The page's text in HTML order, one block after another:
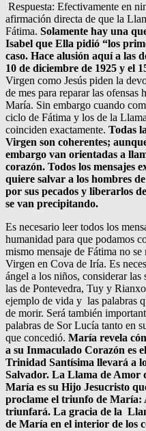
Respuesta: Efectivamente en
afirmación directa de que la
Fátima. Solamente hay una
Isabel que Ella pidió “los
caso. Hace alusión aquí a las
10 de diciembre de 1925 y el
Virgen como Jesús piden la
de mes para reparar las
María. Sin embargo cuando
ciclo de Fátima y los de la
coinciden exactamente. Todas
Virgen son coherentes;
embargo van orientadas a
corazón. Todos los mensajes
quiere salvar a los hombres
por sus pecados y liberarlos
se van precipitando.
Es necesario leer todos los
humanidad para que podamos
mismo mensaje de Fátima no
Virgen en Cova de Iría. Es
ángel a los niños, considerar las
las de Pontevedra, Tuy y
ejemplo de vida y las palabras
de morir. Será también
palabras de Sor Lucía tanto en
que concedió. María revela
a su Inmaculado Corazón es
Trinidad Santísima llevará a
Salvador. La Llama de Amor
María es su Hijo Jesucristo
proclame el triunfo de
triunfará. La gracia de la
de María en el interior de los